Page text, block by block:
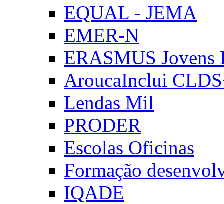
EQUAL - JEMA
EMER-N
ERASMUS Jovens
AroucaInclui
Lendas Mil
PRODER
Escolas Oficinas
Formação
IQADE